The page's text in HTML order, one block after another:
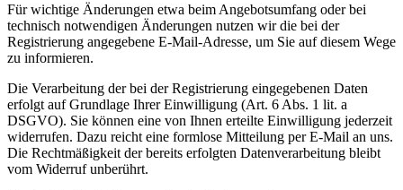
Für wichtige Änderungen etwa beim Angebotsumfang oder bei
technisch notwendigen Änderungen nutzen wir die bei der
Registrierung angegebene E-Mail-Adresse, um Sie auf diesem Wege
zu informieren.
Die Verarbeitung der bei der Registrierung eingegebenen Daten
erfolgt auf Grundlage Ihrer Einwilligung (Art. 6 Abs. 1 lit. a
DSGVO). Sie können eine von Ihnen erteilte Einwilligung jederzeit
widerrufen. Dazu reicht eine formlose Mitteilung per E-Mail an uns.
Die Rechtmäßigkeit der bereits erfolgten Datenverarbeitung bleibt
vom Widerruf unberührt.